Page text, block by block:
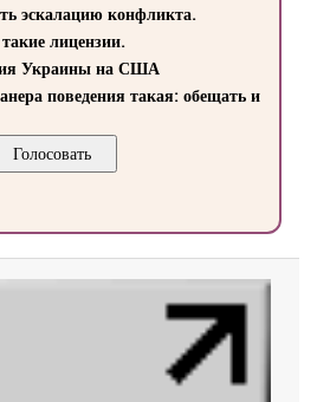
эскалацию конфликта.
лицензии.
Украины на США
поведения такая: обещать и